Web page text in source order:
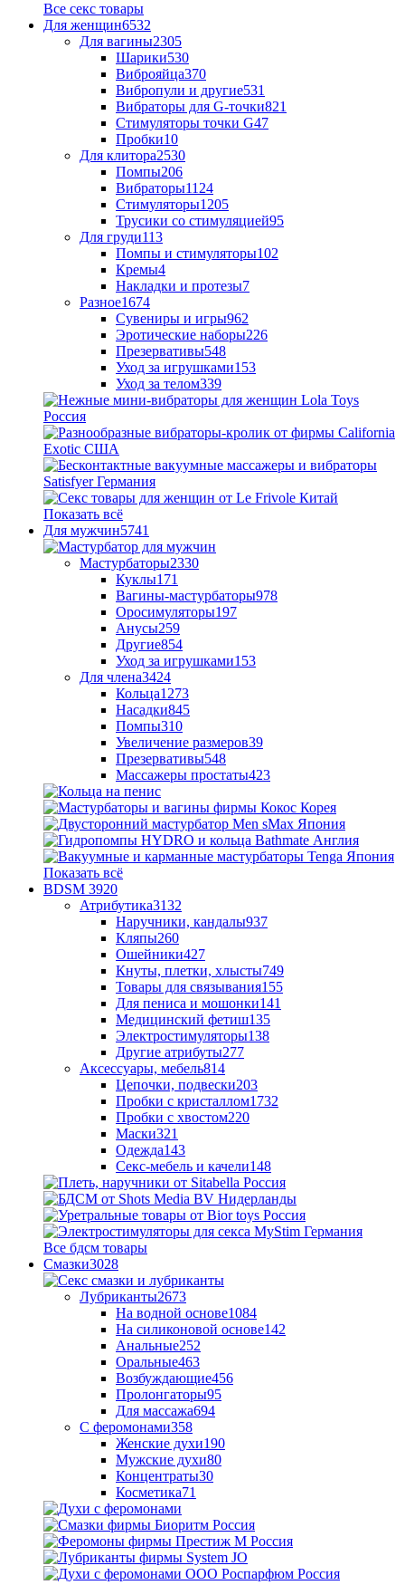
Все секс товары
Для женщин6532
Для вагины2305
Шарики530
Виброяйца370
Вибропули и другие531
Вибраторы для G-точки821
Стимуляторы точки G47
Пробки10
Для клитора2530
Помпы206
Вибраторы1124
Стимуляторы1205
Трусики со стимуляцией95
Для груди113
Помпы и стимуляторы102
Кремы4
Накладки и протезы7
Разное1674
Сувениры и игры962
Эротические наборы226
Презервативы548
Уход за игрушками153
Уход за телом339
Показать всё
Для мужчин5741
Мастурбаторы2330
Куклы171
Вагины-мастурбаторы978
Оросимуляторы197
Анусы259
Другие854
Уход за игрушками153
Для члена3424
Кольца1273
Насадки845
Помпы310
Увеличение размеров39
Презервативы548
Массажеры простаты423
Показать всё
BDSM 3920
Атрибутика3132
Наручники, кандалы937
Кляпы260
Ошейники427
Кнуты, плетки, хлысты749
Товары для связывания155
Для пениса и мошонки141
Медицинский фетиш135
Электростимуляторы138
Другие атрибуты277
Аксессуары, мебель814
Цепочки, подвески203
Пробки с кристаллом1732
Пробки с хвостом220
Маски321
Одежда143
Секс-мебель и качели148
Все бдсм товары
Смазки3028
Лубриканты2673
На водной основе1084
На силиконовой основе142
Анальные252
Оральные463
Возбуждающие456
Пролонгаторы95
Для массажа694
С феромонами358
Женские духи190
Мужские духи80
Концентраты30
Косметика71